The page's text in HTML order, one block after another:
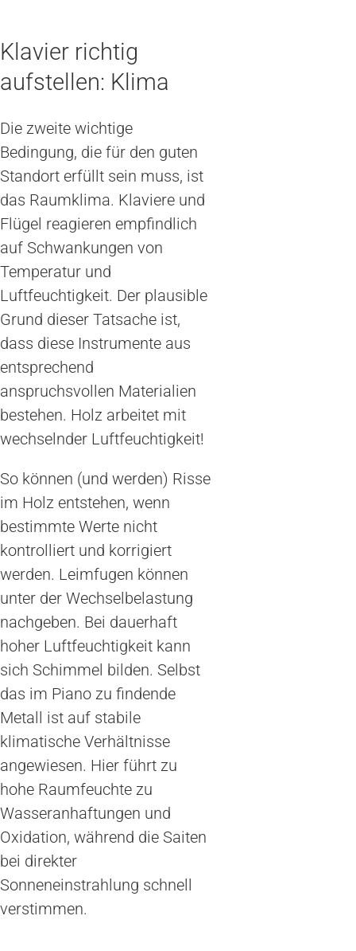
Klavier richtig
aufstellen: Klima
Die zweite wichtige
Bedingung, die für den guten
Standort erfüllt sein muss, ist
das Raumklima. Klaviere und
Flügel reagieren empfindlich
auf Schwankungen von
Temperatur und
Luftfeuchtigkeit. Der plausible
Grund dieser Tatsache ist,
dass diese Instrumente aus
entsprechend
anspruchsvollen Materialien
bestehen. Holz arbeitet mit
wechselnder Luftfeuchtigkeit!
So können (und werden) Risse
im Holz entstehen, wenn
bestimmte Werte nicht
kontrolliert und korrigiert
werden. Leimfugen können
unter der Wechselbelastung
nachgeben. Bei dauerhaft
hoher Luftfeuchtigkeit kann
sich Schimmel bilden. Selbst
das im Piano zu findende
Metall ist auf stabile
klimatische Verhältnisse
angewiesen. Hier führt zu
hohe Raumfeuchte zu
Wasseranhaftungen und
Oxidation, während die Saiten
bei direkter
Sonneneinstrahlung schnell
verstimmen.